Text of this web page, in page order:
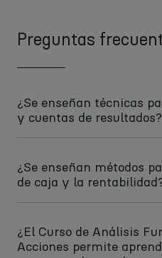
Preguntas
¿Se enseñan técnicas
y cuentas de resultados?
Sí, el Curso online de Análisis
incluye un estudio detallado
identificar fortalezas y
cómo influyen en la salud
¿Se enseñan métodos
de caja y la
Sí, uno de los pilares del Curso
Acciones online es que los
¿El Curso de Análisis
Acciones permite